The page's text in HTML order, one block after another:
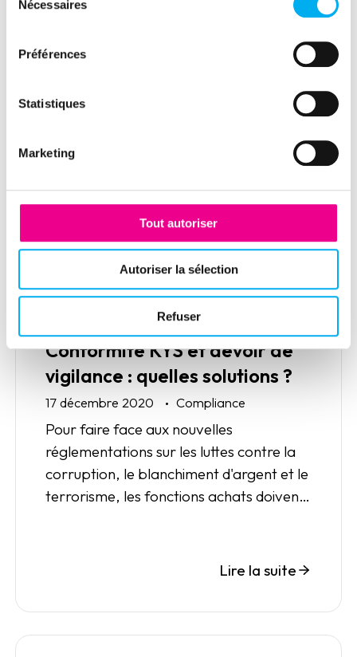
Nécessaires
Préférences
Statistiques
Marketing
Tout autoriser
Autoriser la sélection
Refuser
diligence: what solutions?
In order to meet the new regulations on
laundering and terrorism, procurement
functions need to rethink their business
processes to meet the challenges of
Conformité KYS et devoir de
vigilance : quelles solutions ?
17 décembre 2020 Compliance
Pour faire face aux nouvelles
réglementations sur les luttes contre la
corruption, le blanchiment d'argent et le
terrorisme, les fonctions achats doivent
Lire la suite